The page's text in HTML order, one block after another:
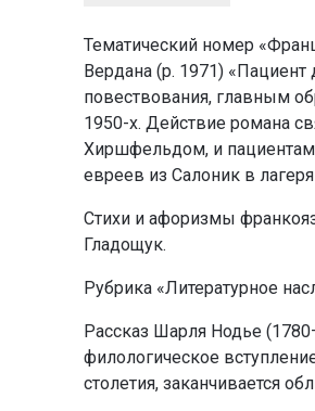
Тематический номер
Вердана (р. 1971)
повествования, главным
1950-х. Действие романа
Хиршфельдом, и
евреев из Салоник в
Стихи и афоризмы
Гладощук.
Рубрика «Литературное
Рассказ Шарля Нодье
филологическое
столетия, заканчивается